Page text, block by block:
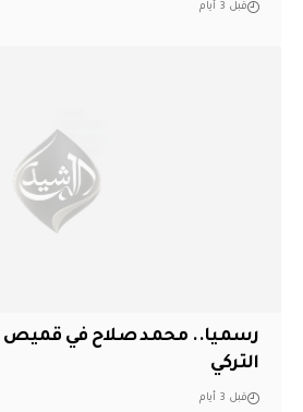
قبل 3 أيام
رسميا.. محمد صلاح في قميص
التركي
قبل 3 أيام